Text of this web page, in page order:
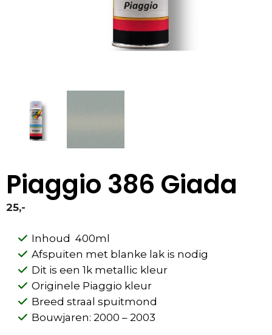
Piaggio 386 Giada
25,-
Inhoud 400ml
Afspuiten met blanke lak is nodig
Dit is een 1k metallic kleur
Originele Piaggio kleur
Breed straal spuitmond
Bouwjaren: 2000 – 2003